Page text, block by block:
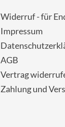
Widerruf - für
Impressum
AGB
Vertrag
Zahlung und